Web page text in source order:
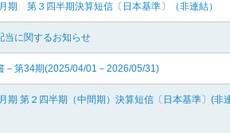
期 第３四半期決算短信〔日本基準〕（非連結）
当に関するお知らせ
－第34期(2025/04/01－2026/05/31)
期 第２四半期（中間期）決算短信〔日本基準〕(非